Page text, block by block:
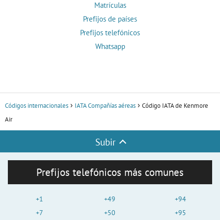
Matrículas
Prefijos de países
Prefijos telefónicos
Whatsapp
Códigos internacionales IATA Compañías aéreas
Código IATA de Kenmore
Air
Subir
Prefijos telefónicos más comunes
+1
+7
+49
+50
+94
+95